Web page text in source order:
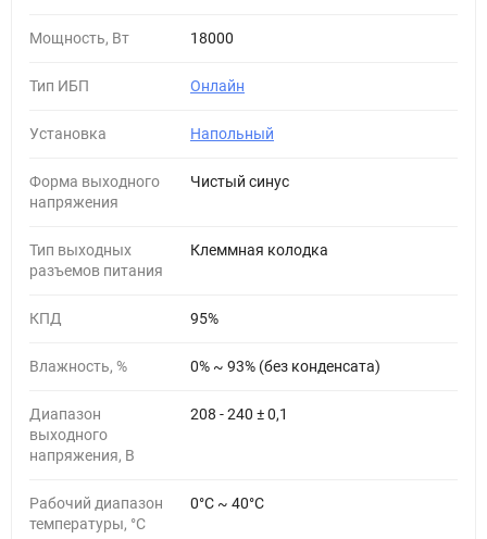
Мощность, Вт 18000
Тип ИБП Онлайн
Установка Напольный
Форма выходного
напряжения
Чистый синус
Тип выходных
разъемов питания
Клеммная колодка
КПД 95%
Влажность, % 0% ~ 93% (без конденсата)
Диапазон
выходного
напряжения, В
208 - 240 ± 0,1
Рабочий диапазон
температуры, °С
0°С ~ 40°С